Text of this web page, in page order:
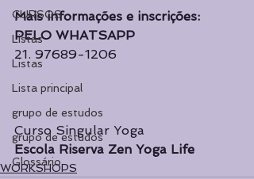
CURSOS
Listas
Listas
Lista principal
grupo de estudos
grupo de estudos
Glossário
Mais informações e inscrições:
PELO WHATSAPP
21. 97689-1206
Curso Singular Yoga
Escola Riserva Zen Yoga Life
WORKSHOPS